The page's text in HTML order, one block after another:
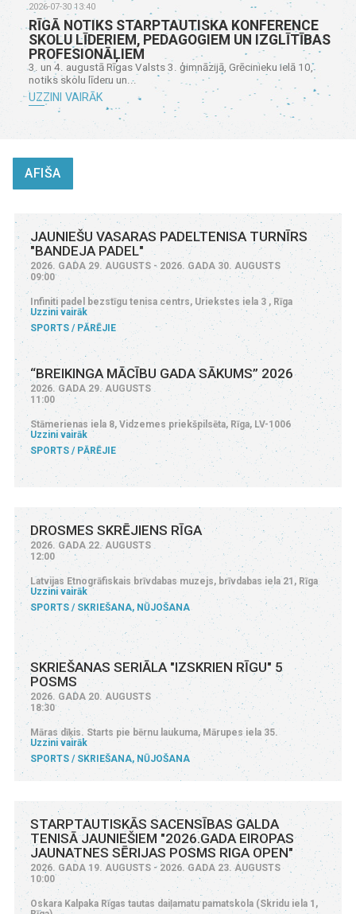
2026-07-30 13:40
RĪGĀ NOTIKS STARPTAUTISKA KONFERENCE
SKOLU LĪDERIEM, PEDAGOGIEM UN IZGLĪTĪBAS
PROFESIONĀĻIEM
3. un 4. augustā Rīgas Valsts 3. ģimnāzijā, Grēcinieku ielā 10,
notiks skolu līderu un...
UZZINI VAIRĀK
AFIŠA
JAUNIEŠU VASARAS PADELTENISA TURNĪRS
"BANDEJA PADEL"
2026. GADA 29. AUGUSTS - 2026. GADA 30. AUGUSTS
09:00
Infiniti padel bezstīgu tenisa centrs, Uriekstes iela 3 , Rīga
Uzzini vairāk
SPORTS
PĀRĒJIE
“BREIKINGA MĀCĪBU GADA SĀKUMS” 2026
2026. GADA 29. AUGUSTS
11:00
Stāmerienas iela 8, Vidzemes priekšpilsēta, Rīga, LV-1006
Uzzini vairāk
SPORTS
PĀRĒJIE
DROSMES SKRĒJIENS RĪGA
2026. GADA 22. AUGUSTS
12:00
Latvijas Etnogrāfiskais brīvdabas muzejs, brīvdabas iela 21, Rīga
Uzzini vairāk
SPORTS
SKRIEŠANA, NŪJOŠANA
SKRIEŠANAS SERIĀLA "IZSKRIEN RĪGU" 5
POSMS
2026. GADA 20. AUGUSTS
18:30
Māras dīķis. Starts pie bērnu laukuma, Mārupes iela 35.
Uzzini vairāk
SPORTS
SKRIEŠANA, NŪJOŠANA
STARPTAUTISKĀS SACENSĪBAS GALDA
TENISĀ JAUNIEŠIEM "2026.GADA EIROPAS
JAUNATNES SĒRIJAS POSMS RIGA OPEN"
2026. GADA 19. AUGUSTS - 2026. GADA 23. AUGUSTS
10:00
Oskara Kalpaka Rīgas tautas daiļamatu pamatskola (Skridu iela 1,